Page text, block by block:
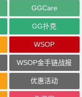
GGCare
GG扑克
WSOP
WSOP金手链战报
优惠活动